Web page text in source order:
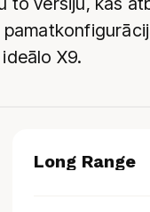
X9.
Long Range